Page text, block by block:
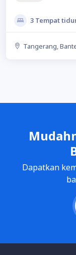
3 Tempat
Tangerang,
Dapatkan